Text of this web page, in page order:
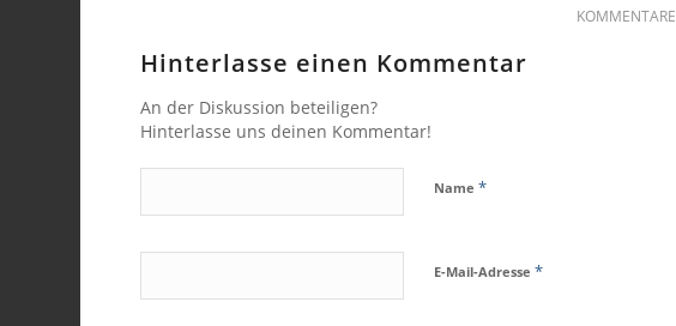
KOMMENTARE
Hinterlasse einen Kommentar
An der Diskussion beteiligen?
Hinterlasse uns deinen Kommentar!
Name*
E-Mail-Adresse*